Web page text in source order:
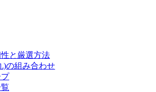
と厳選方法
の組み合わせ